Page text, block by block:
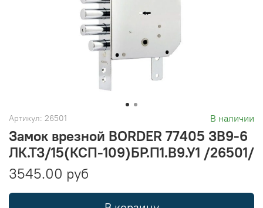
Артикул: 26501 В наличии
Замок врезной BORDER 77405 ЗВ9-6
ЛК.ТЗ/15(КСП-109)БР.П1.В9.У1 /26501/
3545.00 руб